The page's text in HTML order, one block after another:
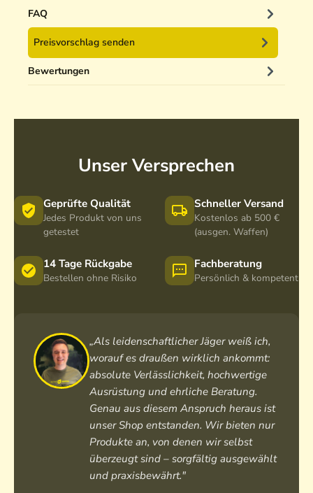
FAQ
Preisvorschlag senden
Bewertungen
Unser Versprechen
Geprüfte Qualität
Jedes Produkt von uns
getestet
Schneller Versand
Kostenlos ab 500 €
(ausgen. Waffen)
14 Tage Rückgabe
Bestellen ohne Risiko
Fachberatung
Persönlich & kompetent
„Als leidenschaftlicher Jäger weiß ich,
worauf es draußen wirklich ankommt:
absolute Verlässlichkeit, hochwertige
Ausrüstung und ehrliche Beratung.
Genau aus diesem Anspruch heraus ist
unser Shop entstanden. Wir bieten nur
Produkte an, von denen wir selbst
überzeugt sind – sorgfältig ausgewählt
und praxisbewährt."